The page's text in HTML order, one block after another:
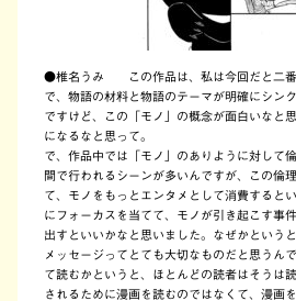
●椎名うみ
この作品は、私は今回だと二
で、物語の材料と物語のテーマが明確にシン
ですけど、この「モノ」の概念が面白いなと
になるなと思って。
で、作品中では「モノ」のありように対して
間で行われるシーンが多いんですが、この倫
て、モノをもっとエンタメとして消費すると
にフォーカスを当てて、モノが引き起こす事
出すといいかなと思いました。なぜかという
メッセージってとても大切なものだと思うん
て読むかというと、ほとんどの読者はそうは
されるために漫画を読むのではなくて、漫画